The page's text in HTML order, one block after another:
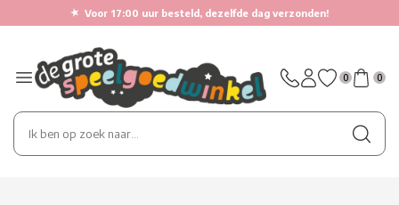
★ Voor 17:00 uur besteld, dezelfde dag verzonden!
0 0